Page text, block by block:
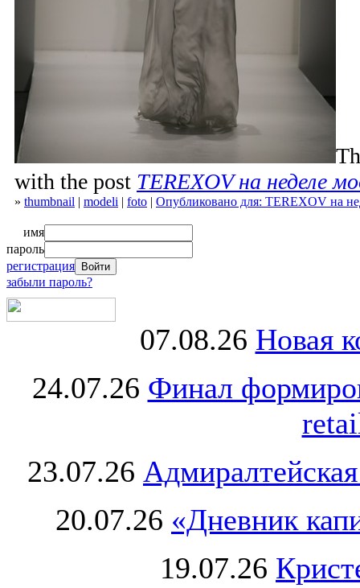
with the post TEREXOV на неделе
» thumbnail | modeli | foto | Опубликовано для: TEREXOV на
имя
пароль
регистрация
забыли пароль?
07.08.26 Новая
24.07.26 Финал
23.07.26
20.07.26 «Дневник
19.07.26